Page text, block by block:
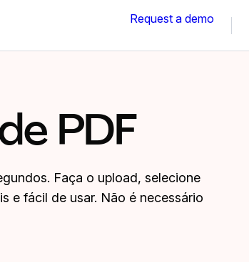
Request a demo
PDF
Faça o upload, selecione
e fácil de usar. Não é necessário